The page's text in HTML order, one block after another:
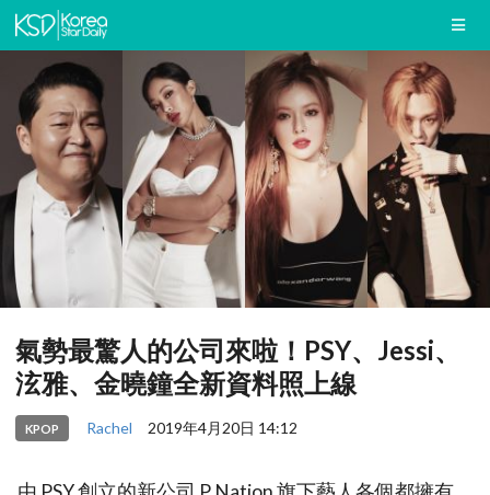
氣勢最驚人的公司來啦！PSY、Jessi、
泫雅、金曉鐘全新資料照上線
KPOP Rachel 2019年4月20日 14:12